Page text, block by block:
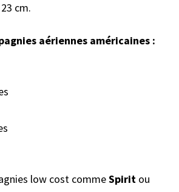
cm.
aériennes américaines :
low cost commeSpirit ou